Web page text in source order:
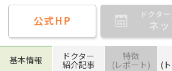
公式HP ドクタ
ネ
基本情報 ドクター
紹介記事
特徴
(レポート) (